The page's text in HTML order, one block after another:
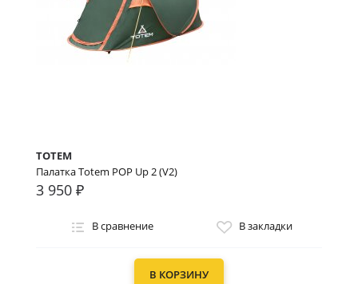
TOTEM
Палатка Totem POP Up 2 (V2)
3 950 ₽
В сравнение В закладки
В КОРЗИНУ